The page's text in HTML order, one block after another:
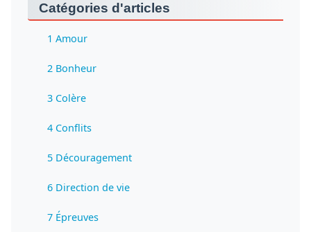
Catégories d'articles
1 Amour
2 Bonheur
3 Colère
4 Conflits
5 Découragement
6 Direction de vie
7 Épreuves